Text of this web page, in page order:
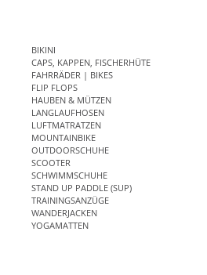
BIKINI
CAPS, KAPPEN, FISCHERHÜTE
FAHRRÄDER | BIKES
FLIP FLOPS
HAUBEN & MÜTZEN
LANGLAUFHOSEN
LUFTMATRATZEN
MOUNTAINBIKE
OUTDOORSCHUHE
SCOOTER
SCHWIMMSCHUHE
STAND UP PADDLE (SUP)
TRAININGSANZÜGE
WANDERJACKEN
YOGAMATTEN